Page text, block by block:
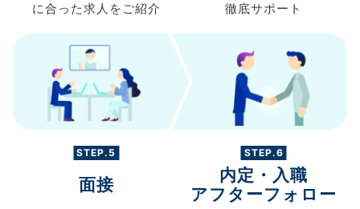
に合った求人を ご紹介
徹底サポート
STEP.5
面接
STEP.6
内定・入職
アフターフォロー